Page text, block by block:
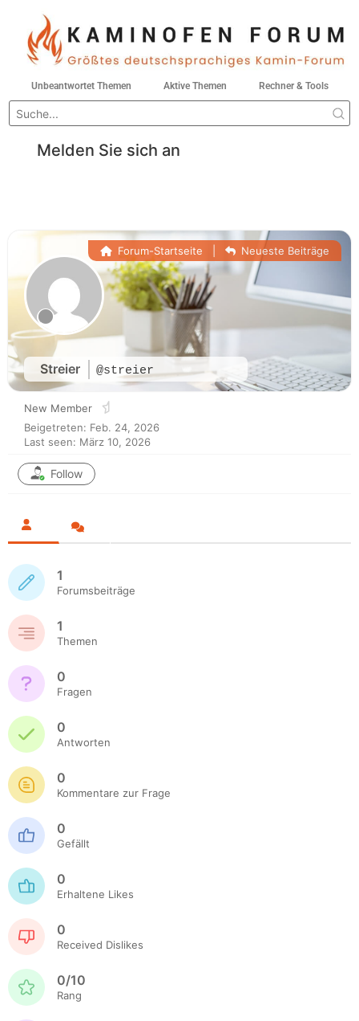
Unbeantwortet Themen Aktive Themen Rechner & Tools
Melden Sie sich an
Streier @streier
Forum-Startseite Neueste Beiträge
New Member
Beigetreten: Feb. 24, 2026
Last seen: März 10, 2026
Follow
1
Forumsbeiträge
1
Themen
0
Fragen
0
Antworten
0
Kommentare zur Frage
0
Gefällt
0
Erhaltene Likes
0
Received Dislikes
0/10
Rang